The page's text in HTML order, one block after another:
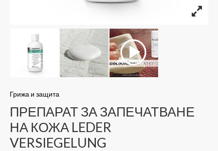
Грижа и защита
ПРЕПАРАТ ЗА ЗАПЕЧАТВАНЕ
НА КОЖА LEDER
VERSIEGELUNG